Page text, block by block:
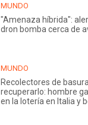
MUNDO
"Amenaza híbrida":
dron bomba cerca de
MUNDO
Recolectores de
recuperarlo: hombre
en la lotería en Italia y